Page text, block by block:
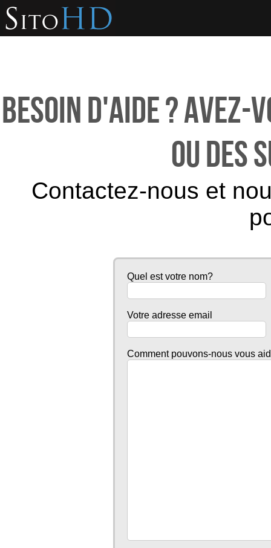
Besoin d'aide ? Avez-
ou des
Contactez-nous et
Quel est votre nom?
Votre adresse email
Comment pouvons-nous vous